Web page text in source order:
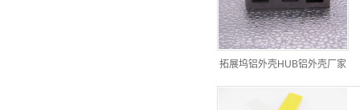
拓展坞铝外壳HUB铝外壳厂家